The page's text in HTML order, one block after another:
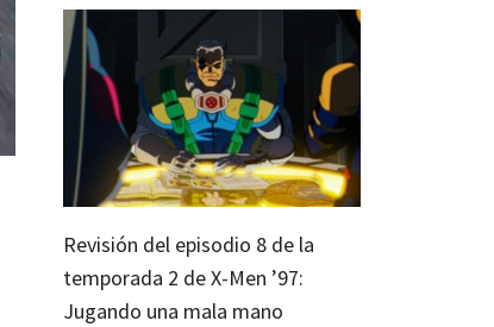
Revisión del episodio 8 de la
temporada 2 de X-Men ’97:
Jugando una mala mano